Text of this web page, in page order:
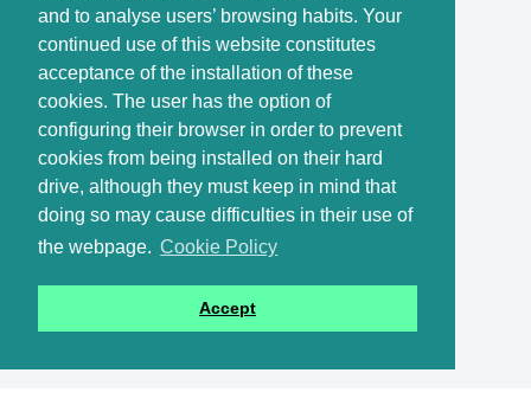
and to analyse users’ browsing habits. Your
continued use of this website constitutes
acceptance of the installation of these
cookies. The user has the option of
configuring their browser in order to prevent
cookies from being installed on their hard
drive, although they must keep in mind that
doing so may cause difficulties in their use of
the webpage. Cookie Policy
Accept